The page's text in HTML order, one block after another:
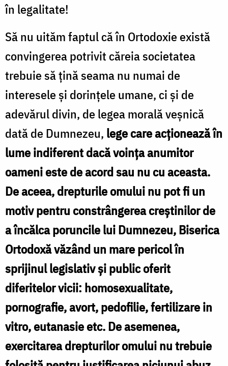
în legalitate!
Să nu uităm faptul că în Ortodoxie există
convingerea potrivit căreia societatea
trebuie să ţină seama nu numai de
interesele şi dorinţele umane, ci şi de
adevărul divin, de legea morală veşnică
dată de Dumnezeu, lege care acţionează în
lume indiferent dacă voinţa anumitor
oameni este de acord sau nu cu aceasta.
De aceea, drepturile omului nu pot fi un
motiv pentru constrângerea creştinilor de
a încălca poruncile lui Dumnezeu, Biserica
Ortodoxă văzând un mare pericol în
sprijinul legislativ şi public oferit
diferitelor vicii: homosexualitate,
pornografie, avort, pedofilie, fertilizare in
vitro, eutanasie etc. De asemenea,
exercitarea drepturilor omului nu trebuie